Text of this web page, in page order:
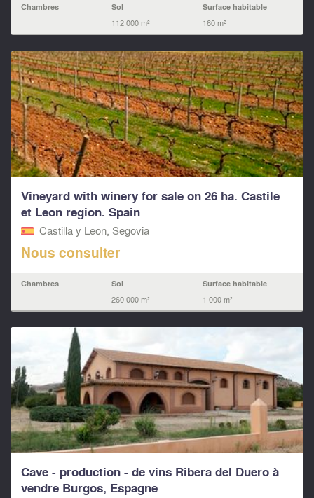
Chambres Sol
112 000 m²
Surface habitable
160 m²
Vineyard with winery for sale on 26 ha. Castile
et Leon region. Spain
Castilla y Leon, Segovia
Nous consulter
Chambres Sol
260 000 m²
Surface habitable
1 000 m²
Cave - production - de vins Ribera del Duero à
vendre Burgos, Espagne